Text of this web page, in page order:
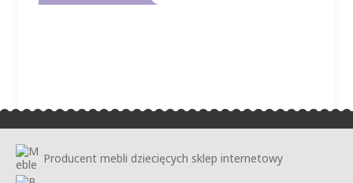
Producent mebli dziecięcych sklep internetowy